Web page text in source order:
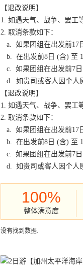
【退改说明】
1. 如遇天气、战争、罢工
2. 取消条款如下：
a. 如果团组在出发前17
b. 在出发前8日 (含) 至
c. 如果团组在出发前7日
d. 如贵司或客人因个人
【退改说明】
1. 如遇天气、战争、罢工
2. 取消条款如下：
a. 如果团组在出发前17
b. 在出发前8日 (含) 至
c. 如果团组在出发前7日
d. 如贵司或客人因个人
100%
整体满意度
没有找到数据.